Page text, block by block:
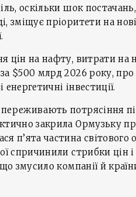
оскільки шок
зміщує пріоритети на
цін на нафту, витрати на
$500 млрд 2026 року,
інвестиції.
потрясіння
закрила Ормузьку
п’ята частина
спричинили стрибки цін
змусило компанії й